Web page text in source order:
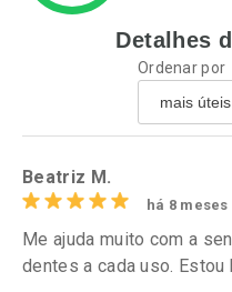
Ativar Desconto
Comprar sem Desconto
Por R$ 29,99/cada
Comprar sem Desconto
Detalhes
Ordenar por
Beatriz M.
há 8 meses
Me ajuda muito com a
dentes a cada uso.